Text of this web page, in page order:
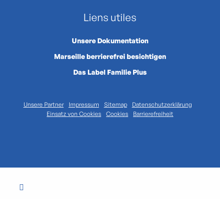
Liens utiles
Unsere Dokumentation
Marseille berrierefrei besichtigen
Das Label Familie Plus
Unsere Partner Impressum Sitemap
Datenschutzerklärung
Einsatz von Cookies
Cookies Barrierefreiheit